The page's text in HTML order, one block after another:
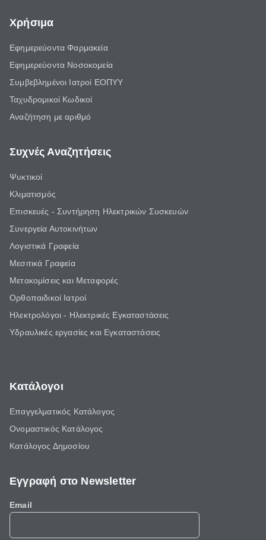
Χρήσιμα
Εφημερεύοντα Φαρμακεία
Εφημερεύοντα Νοσοκομεία
Συμβεβλημένοι Ιατροί ΕΟΠΥΥ
Ταχυδρομικοί Κωδικοί
Αναζήτηση με αριθμό
Συχνές Αναζητήσεις
Ψυκτικοί
Κλιματισμός
Επισκευές - Συντήρηση Ηλεκτρικών Συσκευών
Συνεργεία Αυτοκινήτων
Λογιστικά Γραφεία
Μεσιτικά Γραφεία
Μετακομίσεις και Μεταφορές
Ορθοπαιδικοί Ιατροί
Ηλεκτρολόγοι - Ηλεκτρικές Εγκαταστάσεις
Υδραυλικές εργασίες και Εγκαταστάσεις
Κατάλογοι
Επαγγελματικός Κατάλογος
Ονομαστικός Κατάλογος
Κατάλογος Δημοσίου
Εγγραφή στο Newsletter
Email